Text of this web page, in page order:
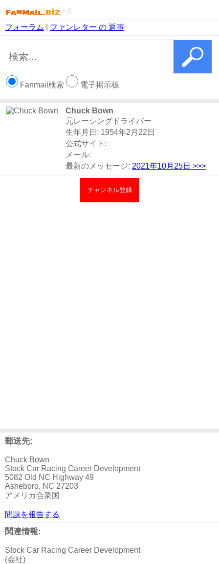
フォーラム ファンレター の 返事
Fanmail検索 電子掲示板
Chuck Bown
元レーシングドライバー
生年月日: 1954年2月22日
公式サイト:
メール:
最新のメッセージ: 2021年10月25日 >>>
チャンネル登録
郵送先:
Chuck Bown
Stock Car Racing Career Development
5082 Old NC Highway 49
Asheboro, NC 27203
アメリカ合衆国
問題を報告する
関連情報:
Stock Car Racing Career Development
(会社)